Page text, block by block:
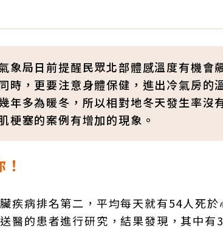
象局日前提醒民眾北部體感溫度有機會
時，更要注意身體保健，進出冷氣房的
年多為暖冬，所以相對地冬天發生率沒
梗塞的案例有增加的現象。
疾病排名第二，平均每天就有54人死
醫的患者進行研究，結果發現，其中有